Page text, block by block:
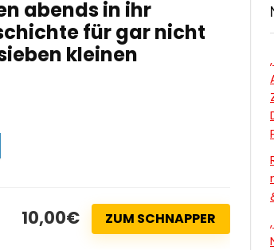
abends in ihr
für gar nicht
kleinen
10,00€ ZUM SCHNAPPER